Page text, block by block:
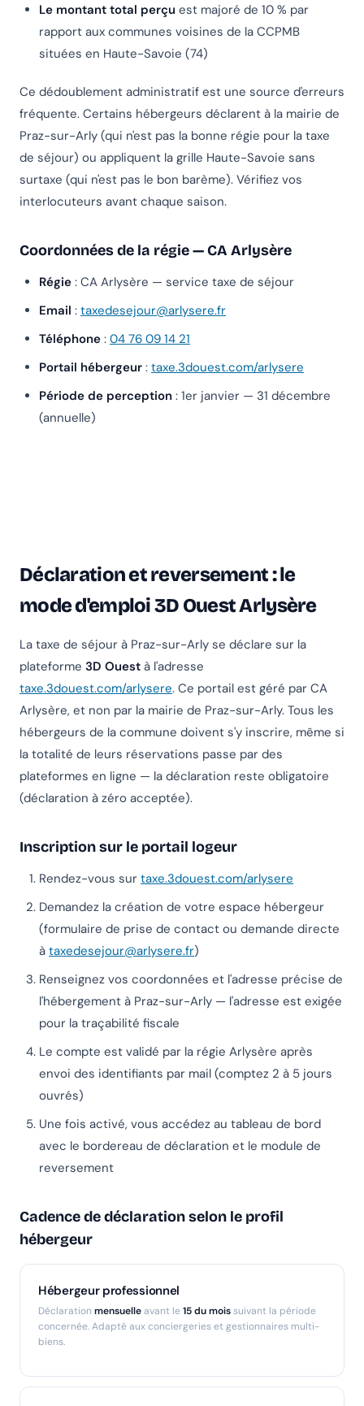
Le montant total perçu est majoré de 10 % par
rapport aux communes voisines de la CCPMB
situées en Haute-Savoie (74)
Ce dédoublement administratif est une source d'erreurs
fréquente. Certains hébergeurs déclarent à la mairie de
Praz-sur-Arly (qui n'est pas la bonne régie pour la taxe
de séjour) ou appliquent la grille Haute-Savoie sans
surtaxe (qui n'est pas le bon barème). Vérifiez vos
interlocuteurs avant chaque saison.
Coordonnées de la régie — CA Arlysère
Régie : CA Arlysère — service taxe de séjour
Email : taxedesejour@arlysere.fr
Téléphone : 04 76 09 14 21
Portail hébergeur : taxe.3douest.com/arlysere
Période de perception : 1er janvier — 31 décembre
(annuelle)
Déclaration et reversement : le
mode d'emploi 3D Ouest Arlysère
La taxe de séjour à Praz-sur-Arly se déclare sur la
plateforme 3D Ouest à l'adresse
taxe.3douest.com/arlysere. Ce portail est géré par CA
Arlysère, et non par la mairie de Praz-sur-Arly. Tous les
hébergeurs de la commune doivent s'y inscrire, même si
la totalité de leurs réservations passe par des
plateformes en ligne — la déclaration reste obligatoire
(déclaration à zéro acceptée).
Inscription sur le portail logeur
Rendez-vous sur taxe.3douest.com/arlysere
Demandez la création de votre espace hébergeur
(formulaire de prise de contact ou demande directe
à taxedesejour@arlysere.fr)
Renseignez vos coordonnées et l'adresse précise de
l'hébergement à Praz-sur-Arly — l'adresse est exigée
pour la traçabilité fiscale
Le compte est validé par la régie Arlysère après
envoi des identifiants par mail (comptez 2 à 5 jours
ouvrés)
Une fois activé, vous accédez au tableau de bord
avec le bordereau de déclaration et le module de
reversement
Cadence de déclaration selon le profil
hébergeur
Hébergeur professionnel
Déclaration mensuelleavant le15 du moissuivant la période
concernée. Adapté aux conciergeries et gestionnaires multi-
biens.